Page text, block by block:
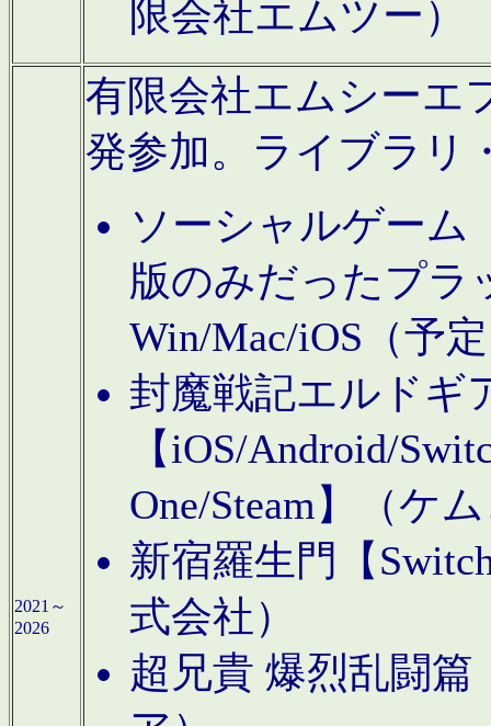
限会社エムツー）
2021～
2026
有限会社エムシーエ
発参加。ライブラリ
ソーシャルゲーム
版のみだったプラ
Win/Mac/iOS（予
封魔戦記エルドギ
【iOS/Android/
One/Steam】（ケ
新宿羅生門【
式会社）
超兄貴 爆烈乱闘篇